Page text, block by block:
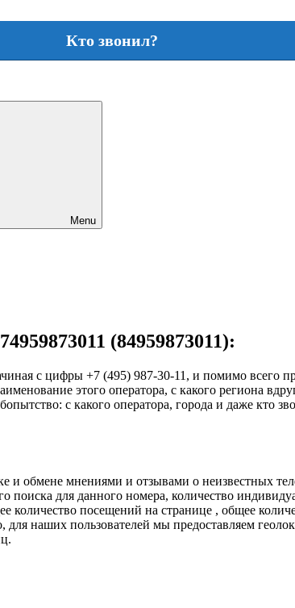
Кто звонил?
Menu
(84959873011):
с цифры +7 (495) 987-30-11, и помимо всего
этого оператора, с какого региона
с какого оператора, города и даже кто
и обмене мнениями и отзывами о неизвестных
поиска для данного номера, количество
количество посещений на странице , общее
наших пользователей мы предоставляем